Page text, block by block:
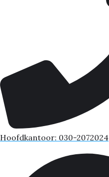
Hoofdkantoor: 030-2072024